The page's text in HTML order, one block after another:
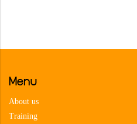
Menu
About us
Training